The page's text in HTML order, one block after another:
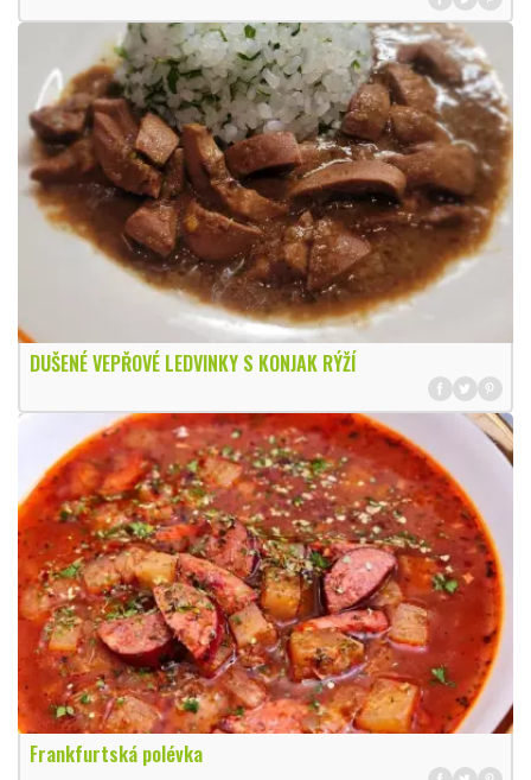
DUŠENÉ VEPŘOVÉ LEDVINKY S KONJAK RÝŽÍ
Frankfurtská polévka